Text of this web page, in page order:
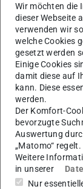
”
Es ist
alle
und
Wir möchten die
dieser Webseite
verwenden wir
welche Cookies
gesetzt werden
Einige Cookies
damit diese auf
kann. Diese
werden.
Der Komfort-
bevorzugte
Auswertung
„Matomo“ regelt.
Weitere
in unserer
Nur